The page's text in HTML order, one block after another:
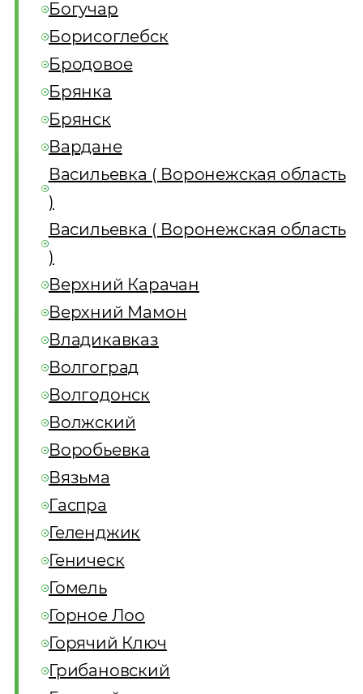
Богучар
Борисоглебск
Бродовое
Брянка
Брянск
Вардане
Васильевка ( Воронежская область
)
Васильевка ( Воронежская область
)
Верхний Карачан
Верхний Мамон
Владикавказ
Волгоград
Волгодонск
Волжский
Воробьевка
Вязьма
Гаспра
Геленджик
Геническ
Гомель
Горное Лоо
Горячий Ключ
Грибановский